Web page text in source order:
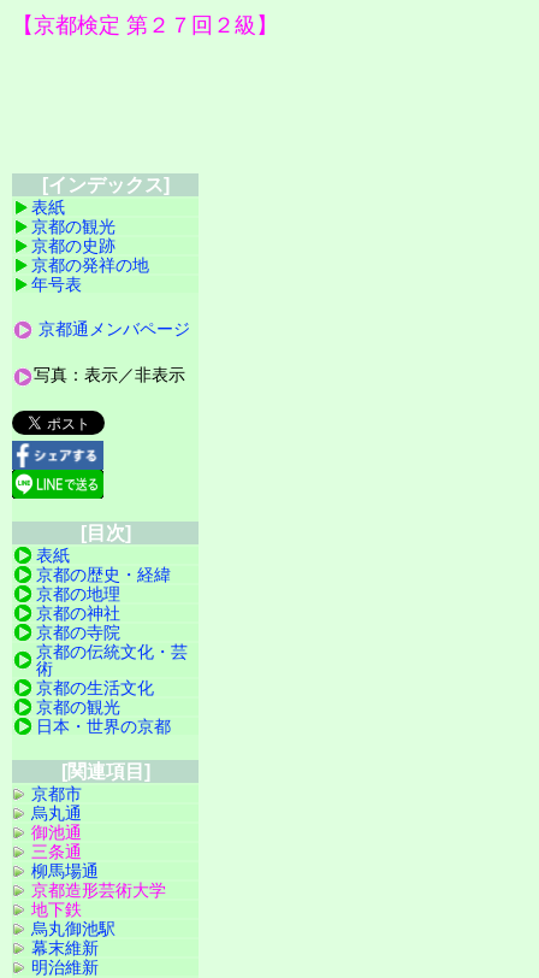
【京都検定 第２７回２級】
[インデックス]
表紙
京都の観光
京都の史跡
京都の発祥の地
年号表
京都通メンバページ
写真：表示／非表示
[目次]
表紙
京都の歴史・経緯
京都の地理
京都の神社
京都の寺院
京都の伝統文化・芸
術
京都の生活文化
京都の観光
日本・世界の京都
[関連項目]
京都市
烏丸通
御池通
三条通
柳馬場通
京都造形芸術大学
地下鉄
烏丸御池駅
幕末維新
明治維新